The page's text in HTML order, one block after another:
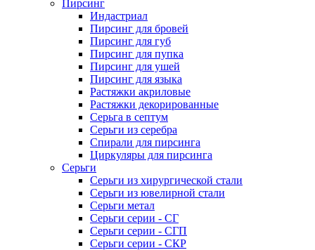
Пирсинг
Индастриал
Пирсинг для бровей
Пирсинг для губ
Пирсинг для пупка
Пирсинг для ушей
Пирсинг для языка
Растяжки акриловые
Растяжки декорированные
Серьга в септум
Серьги из серебра
Спирали для пирсинга
Циркуляры для пирсинга
Серьги
Серьги из хирургической стали
Серьги из ювелирной стали
Серьги метал
Серьги серии - СГ
Серьги серии - СГП
Серьги серии - СКР